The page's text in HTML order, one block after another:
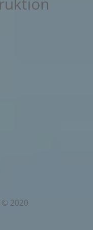
© 2020